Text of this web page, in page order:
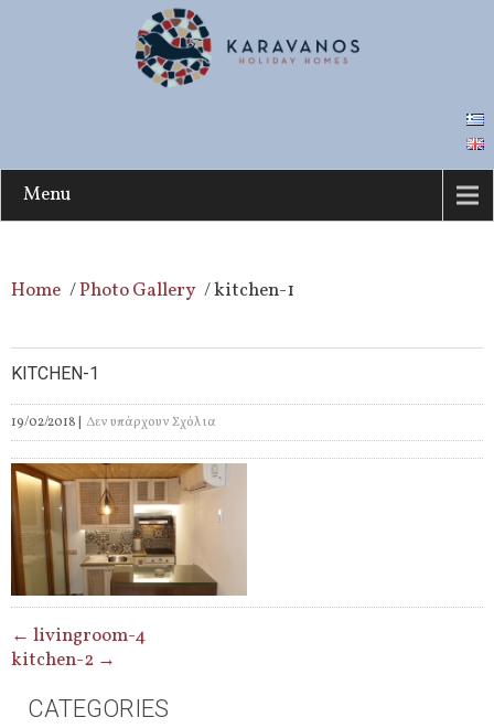
Menu
Home /Photo Gallery /kitchen-1
KITCHEN-1
19/02/2018| Δεν υπάρχουν Σχόλια
POST
NAVIGATION
← livingroom-4
kitchen-2 →
CATEGORIES